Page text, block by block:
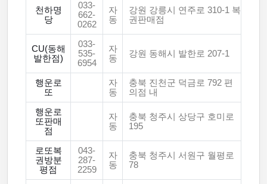
천하명
당
033-
662-
0262
자
동
강원 강릉시 연주로 310-1 복
권판매점
CU(동해
발한점)
033-
535-
6954
자
동
강원 동해시 발한로 207-1
행운로
또
자
동
충북 진천군 덕금로 792 편
의점 내
행운로
또판매
점
자
동
충북 청주시 상당구 호미로
195
로또복
권방분
평점
043-
287-
2259
자
동
충북 청주시 서원구 월평로
78